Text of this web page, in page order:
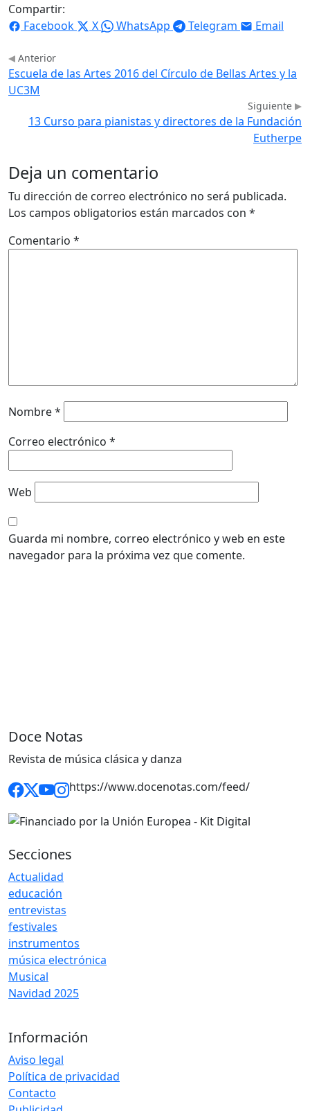
Compartir:
Facebook
X WhatsApp Telegram Email
Anterior
Escuela de las Artes 2016 del Círculo de Bellas Artes y la
UC3M
Siguiente
13 Curso para pianistas y directores de la Fundación
Eutherpe
Deja un comentario
Tu dirección de correo electrónico no será publicada.
Los campos obligatorios están marcados con *
Comentario *
Nombre*
Correo electrónico *
Web
Guarda mi nombre, correo electrónico y web en este
navegador para la próxima vez que comente.
Doce Notas
Revista de música clásica y danza
https://www.docenotas.com/feed/
Secciones
Actualidad
educación
entrevistas
festivales
instrumentos
música electrónica
Musical
Navidad 2025
Información
Aviso legal
Política de privacidad
Contacto